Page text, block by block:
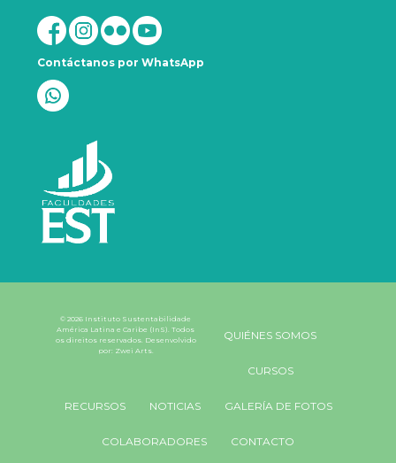
Contáctanos por WhatsApp
© 2026 Instituto Sustentabilidade
América Latina e Caribe (InS). Todos
os direitos reservados. Desenvolvido
por: Zwei Arts.
QUIÉNES SOMOS
CURSOS
RECURSOS NOTICIAS GALERÍA DE FOTOS
COLABORADORES CONTACTO